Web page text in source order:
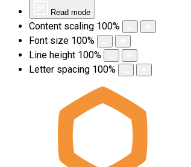
Read mode
Content scaling 100%
Font size 100%
Line height 100%
Letter spacing 100%